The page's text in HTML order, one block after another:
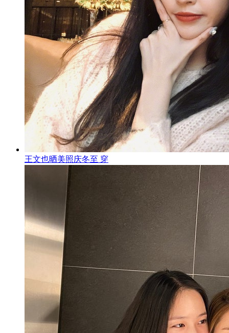
王文也晒美照庆冬至 穿